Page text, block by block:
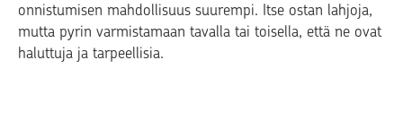
onnistumisen mahdollisuus suurempi. Itse ostan lahjoja,
mutta pyrin varmistamaan tavalla tai toisella, että ne ovat
haluttuja ja tarpeellisia.